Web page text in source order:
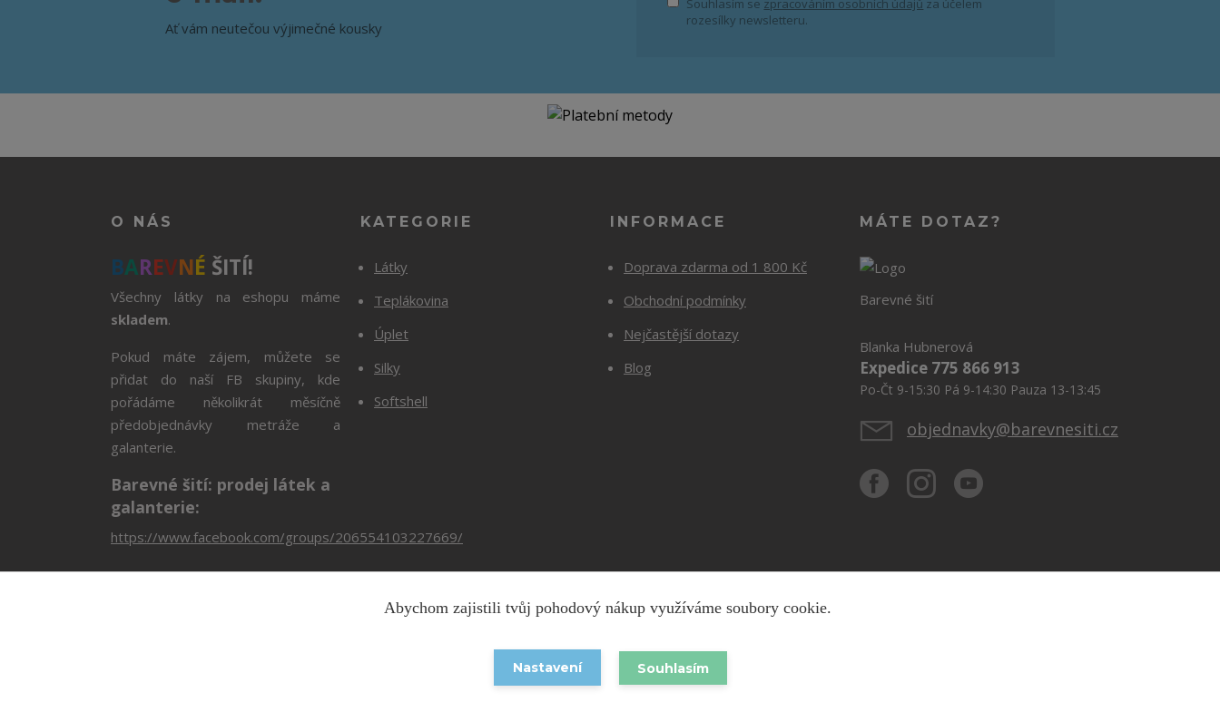
Ať vám neutečou výjimečné kousky
Souhlasím se zpracováním osobních údajů za účelem
rozesílky newsletteru.
O NÁS
BAREVNÉ ŠITÍ!
Všechny látky na eshopu máme
skladem.
Pokud máte zájem, můžete se
přidat do naší FB skupiny, kde
pořádáme několikrát měsíčně
předobjednávky metráže a
galanterie.
Barevné šití: prodej látek a
galanterie:
https://www.facebook.com/groups/206554103227669/
KATEGORIE
Látky
Teplákovina
Úplet
Silky
Softshell
INFORMACE
Doprava zdarma od 1 800 Kč
Obchodní podmínky
Nejčastější dotazy
Blog
MÁTE DOTAZ?
Barevné šití
Blanka Hubnerová
Expedice 775 866 913
Po-Čt 9-15:30 Pá 9-14:30 Pauza 13-13:45
objednavky@barevnesiti.cz
Copyright © 2026 Barevnesiti.cz
Vytvořeno na
Abychom zajistili tvůj pohodový nákup využíváme soubory cookie.
Nastavení Souhlasím